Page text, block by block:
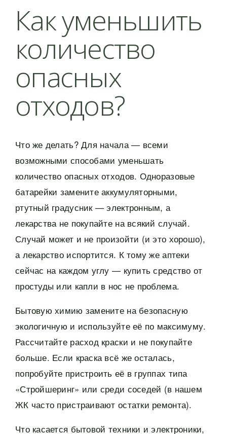
Как уменьшить
количество
опасных
отходов?
Что же делать? Для начала — всеми
возможными способами уменьшать
количество опасных отходов. Одноразовые
батарейки замените аккумуляторными,
ртутный градусник — электронным, а
лекарства не покупайте на всякий случай.
Случай может и не произойти (и это хорошо),
а лекарство испортится. К тому же аптеки
сейчас на каждом углу — купить средство от
простуды или капли в нос не проблема.
Бытовую химию замените на безопасную
экологичную и используйте её по максимуму.
Рассчитайте расход краски и не покупайте
больше. Если краска всё же осталась,
попробуйте пристроить её в группах типа
«Стройшеринг» или среди соседей (в нашем
ЖК часто пристраивают остатки ремонта).
Что касается бытовой техники и электроники,